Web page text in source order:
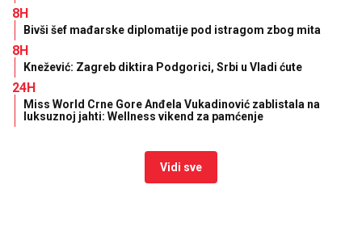
8H
Bivši šef mađarske diplomatije pod istragom zbog mita
8H
Knežević: Zagreb diktira Podgorici, Srbi u Vladi ćute
24H
Miss World Crne Gore Anđela Vukadinović zablistala na
luksuznoj jahti: Wellness vikend za pamćenje
Vidi sve